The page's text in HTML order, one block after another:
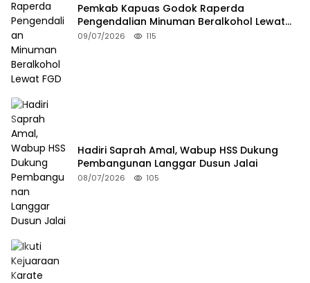
Pemkab Kapuas Godok Raperda
Pengendalian Minuman Beralkohol Lewat
FGD
09/07/2026 115
Hadiri Saprah Amal, Wabup HSS Dukung
Pembangunan Langgar Dusun Jalai
08/07/2026 105